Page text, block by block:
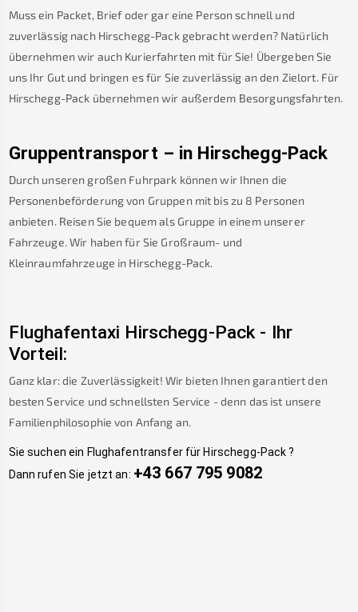
Muss ein Packet, Brief oder gar eine Person schnell und
zuverlässig nach Hirschegg-Pack gebracht werden? Natürlich
übernehmen wir auch Kurierfahrten mit für Sie! Übergeben Sie
uns Ihr Gut und bringen es für Sie zuverlässig an den Zielort. Für
Hirschegg-Pack übernehmen wir außerdem Besorgungsfahrten.
Gruppentransport – in Hirschegg-Pack
Durch unseren großen Fuhrpark können wir Ihnen die
Personenbeförderung von Gruppen mit bis zu 8 Personen
anbieten. Reisen Sie bequem als Gruppe in einem unserer
Fahrzeuge. Wir haben für Sie Großraum- und
Kleinraumfahrzeuge in Hirschegg-Pack.
Flughafentaxi Hirschegg-Pack- Ihr
Vorteil:
Ganz klar: die Zuverlässigkeit! Wir bieten Ihnen garantiert den
besten Service und schnellsten Service - denn das ist unsere
Familienphilosophie von Anfang an.
Sie suchen ein Flughafentransfer für Hirschegg-Pack?
Dann rufen Sie jetzt an: +43 667 795 9082